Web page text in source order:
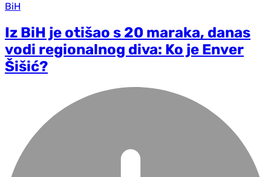
BiH
Iz BiH je otišao s 20 maraka, danas
vodi regionalnog diva: Ko je Enver
Šišić?